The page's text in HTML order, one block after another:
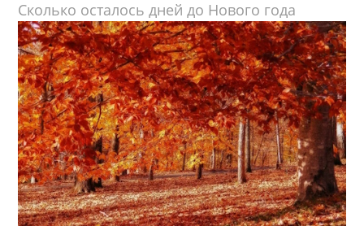
Сколько осталось дней до Нового года